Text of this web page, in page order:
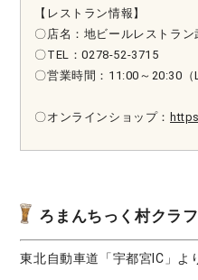
【レストラン情報】
〇店名：地ビールレストラン
〇TEL：0278-52-3715
〇営業時間：11:00～20:30（
〇オンラインショップ：
ろまんちっく村クラ
東北自動車道「宇都宮IC」よ